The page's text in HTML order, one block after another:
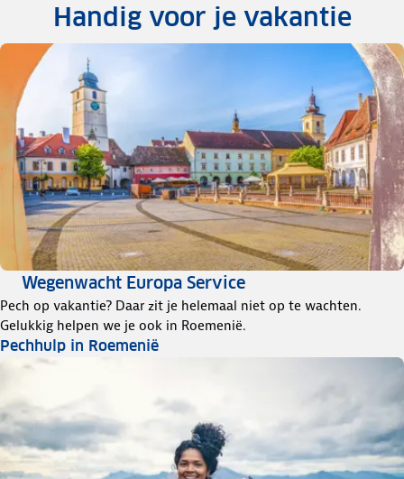
Handig voor je vakantie
Wegenwacht Europa Service
Pech op vakantie? Daar zit je helemaal niet op te wachten.
Gelukkig helpen we je ook in Roemenië.
Pechhulp in Roemenië